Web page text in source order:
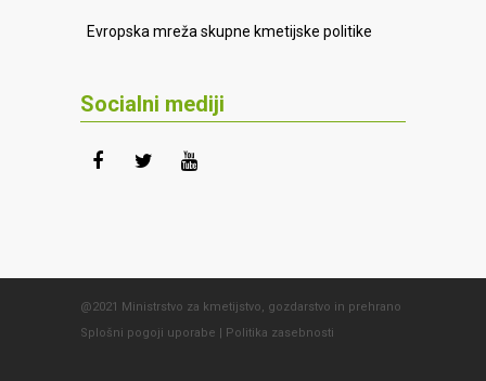
Evropska mreža skupne kmetijske politike
Socialni mediji
@2021 Ministrstvo za kmetijstvo, gozdarstvo in prehrano
Splošni pogoji uporabe
Politika zasebnosti